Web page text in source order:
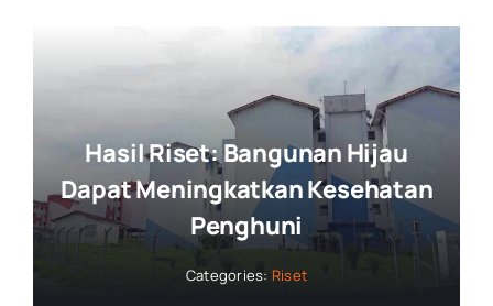
Hasil Riset: Bangunan Hijau
Dapat Meningkatkan Kesehatan
Penghuni
Categories: Riset